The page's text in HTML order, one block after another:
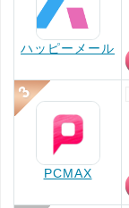
ハッピーメール
PCMAX